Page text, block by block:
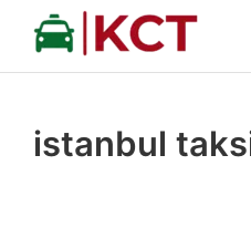
İçeriğe
istanbul